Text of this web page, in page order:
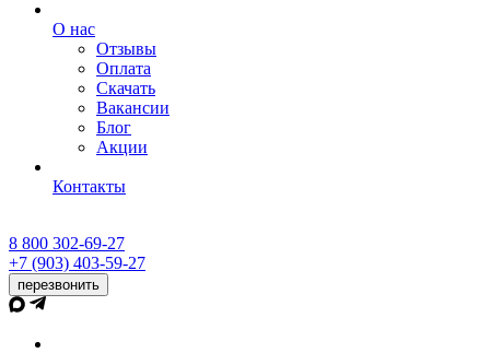
О нас
Отзывы
Оплата
Скачать
Вакансии
Блог
Акции
Контакты
8 800 302-69-27
+7 (903) 403-59-27
перезвонить